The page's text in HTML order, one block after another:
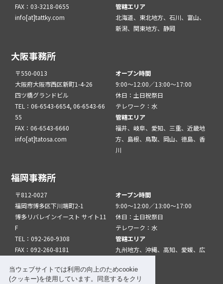
当ウェブサイトでは利用の向上のためcookie
(クッキー)を使用しています。同意するをクリ
FAX：03-3218-0655
info[at]tattky.com
管轄エリア
北海道、東北地方、石川、富山、
新潟、関東地方、静岡
大阪事務所
〒550-0013
大阪府大阪市西区新町1-4-26
四ツ橋グランドビル
TEL：06-6543-6654, 06-6543-66
55
FAX：06-6543-6660
info[at]tatosa.com
オープン時間
9:00～12:00／13:00～17:00
休日：土日祝祭日
テレワーク：水
管轄エリア
福井、岐阜、愛知、三重、近畿地
方、島根、鳥取、岡山、徳島、香
川
福岡事務所
〒812-0027
福岡市博多区下川端町2-1
博多リバレインイースト サイト11
F
TEL：092-260-9308
FAX：092-260-8181
オープン時間
9:00～12:00／13:00～17:00
休日：土日祝祭日
テレワーク：水
管轄エリア
九州地方、沖縄、高知、愛媛、広